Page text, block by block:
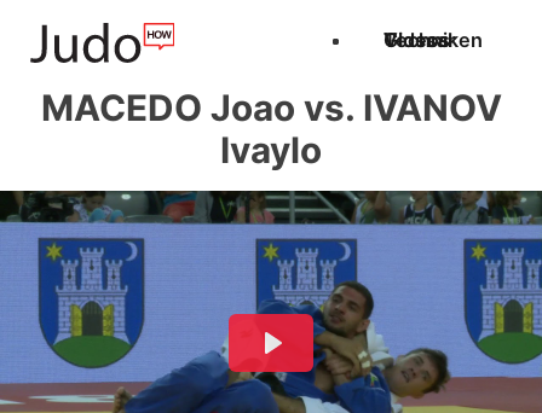
Techniken
Videos
Glossar
MACEDO Joao vs. IVANOV
Ivaylo